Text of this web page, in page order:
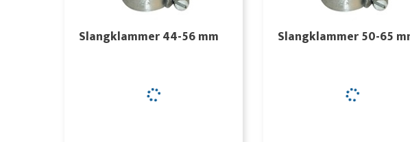
Slangklammer 44-56 mm Slangklammer 50-65